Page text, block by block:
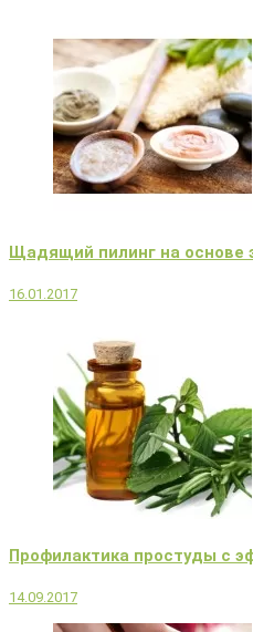
Щадящий пилинг на основе
16.01.2017
Профилактика простуды с
14.09.2017